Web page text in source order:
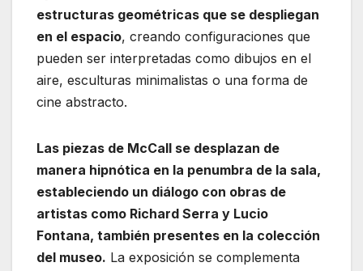
estructuras geométricas que se despliegan
en el espacio, creando configuraciones que
pueden ser interpretadas como dibujos en el
aire, esculturas minimalistas o una forma de
cine abstracto.
Las piezas de McCall se desplazan de
manera hipnótica en la penumbra de la sala,
estableciendo un diálogo con obras de
artistas como Richard Serra y Lucio
Fontana, también presentes en la colección
del museo. La exposición se complementa